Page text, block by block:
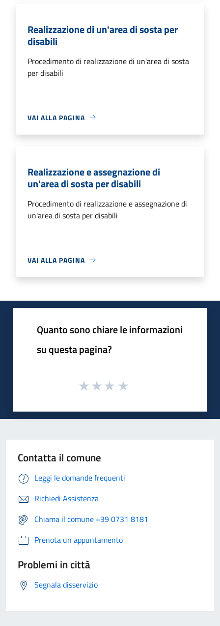
Realizzazione di un'area di sosta per
disabili
Procedimento di realizzazione di un'area di sosta
per disabili
VAI ALLA PAGINA
Realizzazione e assegnazione di
un'area di sosta per disabili
Procedimento di realizzazione e assegnazione di
un'area di sosta per disabili
VAI ALLA PAGINA
Quanto sono chiare le informazioni
su questa pagina?
Contatta il comune
Leggi le domande frequenti
Richiedi Assistenza
Chiama il comune +39 0731 8181
Prenota un appuntamento
Problemi in città
Segnala disservizio